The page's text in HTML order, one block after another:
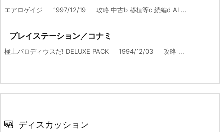
エアロゲイジ 1997/12/19 攻略 中古b 移植等c 続編d AI ...
プレイステーション／コナミ
極上パロディウスだ! DELUXE PACK 1994/12/03 攻略 ...
ディスカッション